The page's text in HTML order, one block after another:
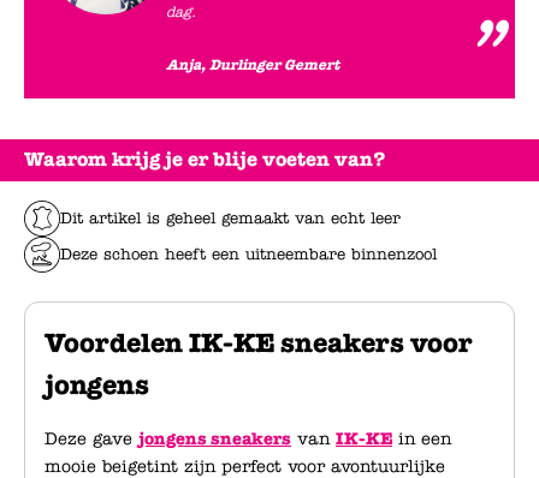
Waarom krijg je er blije voeten van?
Dit artikel is geheel gemaakt van echt leer
Deze schoen heeft een uitneembare binnenzool
Voordelen IK-KE sneakers voor
jongens
Deze gave jongens sneakers van IK-KE in een
mooie beigetint zijn perfect voor avontuurlijke
dag.
Anja, Durlinger Gemert